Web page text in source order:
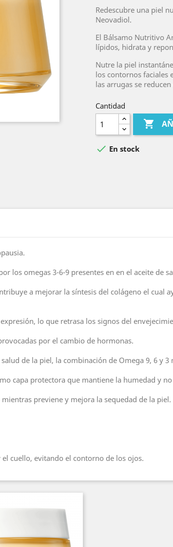
Redescubre una piel
Neovadiol.
El Bálsamo Nutritivo
lípidos, hidrata y
Nutre la piel
los contornos faciales
las arrugas se reducen
Cantidad

 En stock
los omegas 3-6-9 presentes en en el aceite de
a mejorar la síntesis del colágeno el cual
lo que retrasa los signos del
por el cambio de hormonas.
de la piel, la combinación de Omega 9, 6 y
capa protectora que mantiene la humedad y
previene y mejora la sequedad de la piel.
cuello, evitando el contorno de los ojos.